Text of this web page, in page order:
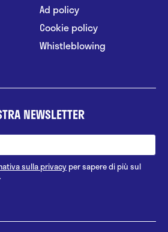
Ad policy
Cookie policy
Whistleblowing
NEWSLETTER
sulla privacyper sapere di più sul